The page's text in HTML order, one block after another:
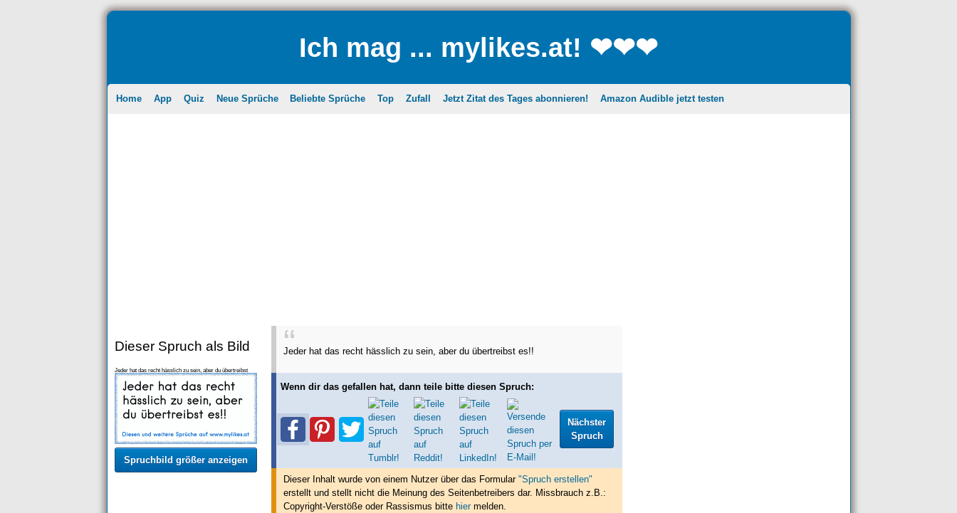
Ich mag ... mylikes.at! ❤❤❤
Home App Quiz Neue Sprüche Beliebte Sprüche Top Zufall Jetzt Zitat des Tages abonnieren! Amazon Audible jetzt testen
Dieser Spruch als Bild
Jeder hat das recht hässlich zu sein, aber du übertreibst
es!!
Spruchbild größer anzeigen
Jeder hat das recht hässlich zu sein, aber du übertreibst es!!
Wenn dir das gefallen hat, dann teile bitte diesen Spruch:
Nächster
Spruch
Dieser Inhalt wurde von einem Nutzer über das Formular "Spruch erstellen"
erstelltund stellt nicht die Meinung des Seitenbetreibers dar. Missbrauch z.B.:
Copyright-Verstöße oder Rassismus bitte hiermelden.